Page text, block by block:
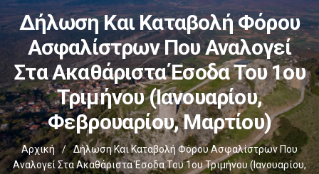
Δήλωση Και Καταβολή Φόρου
Ασφαλίστρων Που Αναλογεί
Στα Ακαθάριστα Έσοδα Του 1ου
Τριμήνου (Ιανουαρίου,
Φεβρουαρίου, Μαρτίου)
Αρχική /
Δήλωση Και Καταβολή Φόρου Ασφαλίστρων Που
Αναλογεί Στα Ακαθάριστα Έσοδα Του 1ου Τριμήνου (Ιανουαρίου,